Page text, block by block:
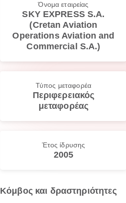
Όνομα εταιρείας
SKY EXPRESS S.A.
(Cretan Aviation
Operations Aviation and
Commercial S.A.)
Τύπος μεταφορέα
Περιφερειακός
μεταφορέας
Έτος ίδρυσης
2005
Κόμβος και δραστηριότητες